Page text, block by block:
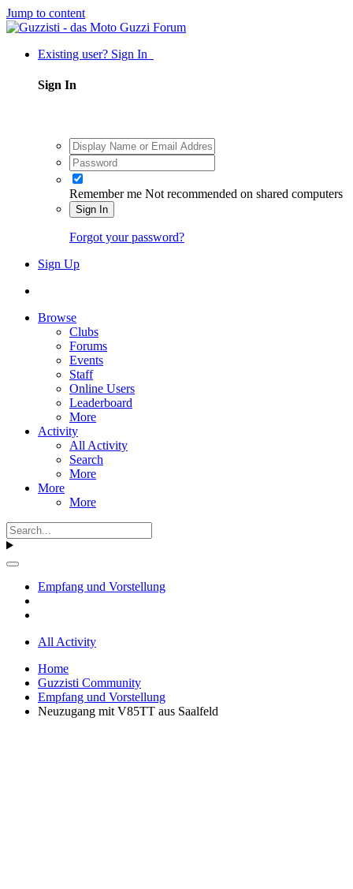
Jump to content
Existing user? Sign In
Sign In
Remember me Not recommended on shared computers
Sign In
Forgot your password?
Sign Up
Browse
Clubs
Forums
Events
Staff
Online Users
Leaderboard
More
Activity
All Activity
Search
More
More
More
Empfang und Vorstellung
All Activity
Home
Guzzisti Community
Empfang und Vorstellung
Neuzugang mit V85TT aus Saalfeld